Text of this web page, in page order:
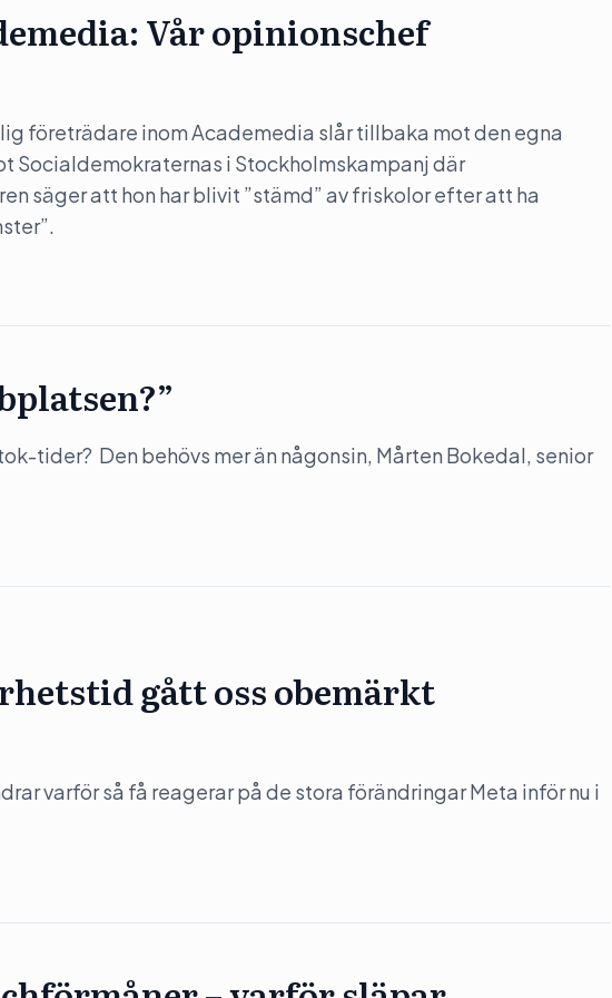
Vår opinionschef
företrädare inom Academedia slår tillbaka mot den egna
Socialdemokraternas i Stockholmskampanj där
säger att hon har blivit ”stämd” av friskolor efter att ha
tider? Den behövs mer än någonsin, Mårten Bokedal, senior
gått oss obemärkt
varför så få reagerar på de stora förändringar Meta inför nu i